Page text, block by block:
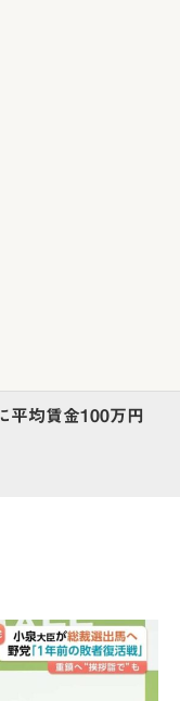
平均賃金100万円